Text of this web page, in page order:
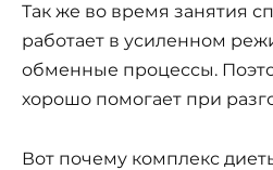
Так же во время занятия
работает в усиленном
обменные процессы.
хорошо помогает при
Вот почему комплекс